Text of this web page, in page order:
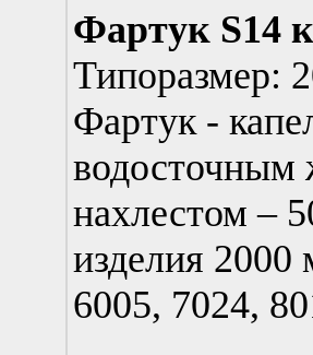
Фартук S14
Типоразмер:
Фартук -
водосточным
нахлестом –
изделия
6005, 7024,